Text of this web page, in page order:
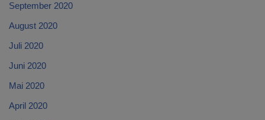
September 2020
August 2020
Juli 2020
Juni 2020
Mai 2020
April 2020